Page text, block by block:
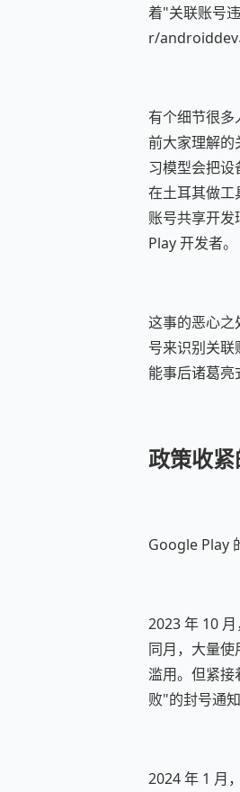
着"关联账号
r/androiddev
有个细节很
前大家理解
习模型会把
在土耳其做
账号共享开
Play 开发者。
这事的恶心
号来识别关
能事后诸葛亮
政策收
Google Play
2023 年 10
同月，大量
滥用。但紧接
败"的封号通知
2024 年 1 月